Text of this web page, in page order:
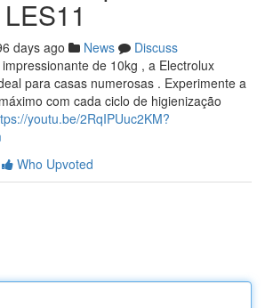
days ago News
Discuss
de 10kg , a Electrolux
para casas numerosas . Experimente a
com cada ciclo de higienização
youtu.be/2RqIPUuc2KM?
Who Upvoted